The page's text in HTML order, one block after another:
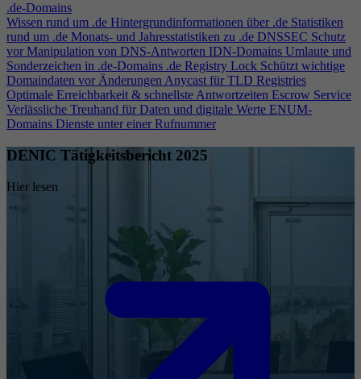
.de-Domains
Wissen rund um .de Hintergrundinformationen über .de Statistiken
rund um .de Monats- und Jahresstatistiken zu .de DNSSEC Schutz
vor Manipulation von DNS-Antworten IDN-Domains Umlaute und
Sonderzeichen in .de-Domains .de Registry Lock Schützt wichtige
Domaindaten vor ÄnderungenAnycast für TLD Registries
Optimale Erreichbarkeit & schnellste Antwortzeiten Escrow Service
Verlässliche Treuhand für Daten und digitale Werte ENUM-
Domains Dienste unter einer Rufnummer
DENIC Tätigkeitsbericht 2025
Hier lesen